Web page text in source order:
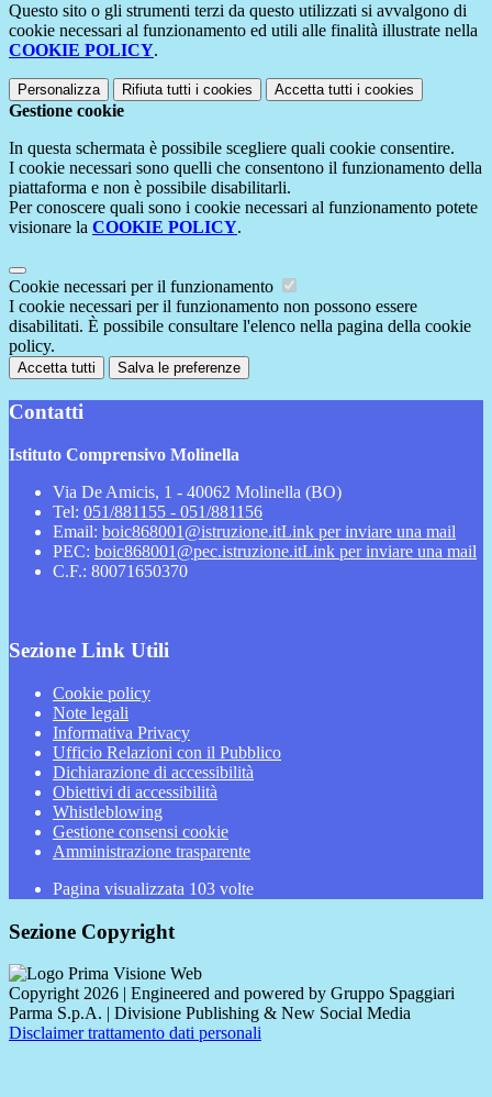
Questo sito o gli strumenti terzi da questo utilizzati si avvalgono di
cookie necessari al funzionamento ed utili alle finalità illustrate nella
COOKIE POLICY.
Personalizza Rifiuta tutti i cookies Accetta tutti i cookies
Gestione cookie
In questa schermata è possibile scegliere quali cookie consentire.
I cookie necessari sono quelli che consentono il funzionamento della
piattaforma e non è possibile disabilitarli.
Per conoscere quali sono i cookie necessari al funzionamento potete
visionare la COOKIE POLICY.
Cookie necessari per il funzionamento
I cookie necessari per il funzionamento non possono essere
disabilitati. È possibile consultare l'elenco nella pagina della cookie
policy.
Accetta tutti Salva le preferenze
Contatti
Istituto Comprensivo Molinella
Via De Amicis, 1 - 40062 Molinella (BO)
Tel: 051/881155 - 051/881156
Email: boic868001@istruzione.itLink per inviare una mail
PEC: boic868001@pec.istruzione.itLink per inviare una mail
C.F.: 80071650370
Sezione Link Utili
Cookie policy
Note legali
Informativa Privacy
Ufficio Relazioni con il Pubblico
Dichiarazione di accessibilità
Obiettivi di accessibilità
Whistleblowing
Gestione consensi cookie
Amministrazione trasparente
Pagina visualizzata 103 volte
Sezione Copyright
Copyright 2026 | Engineered and powered by Gruppo Spaggiari
Parma S.p.A. | Divisione Publishing & New Social Media
Disclaimer trattamento dati personali